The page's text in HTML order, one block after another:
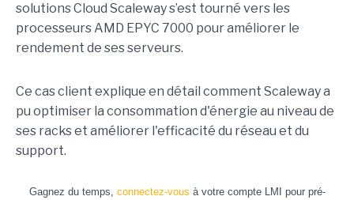
solutions Cloud Scaleway s’est tourné vers les
processeurs AMD EPYC 7000 pour améliorer le
rendement de ses serveurs.
Ce cas client explique en détail comment Scaleway a
pu optimiser la consommation d'énergie au niveau de
ses racks et améliorer l'efficacité du réseau et du
support.
Gagnez du temps, connectez-vous à votre compte LMI pour pré-